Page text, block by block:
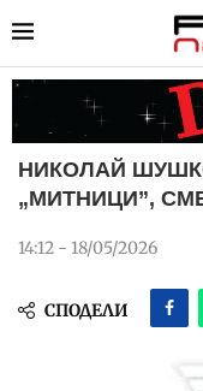
НИКОЛАЙ
„МИТНИЦИ”,
14:12 - 18/05/2026
СПОДЕЛИ